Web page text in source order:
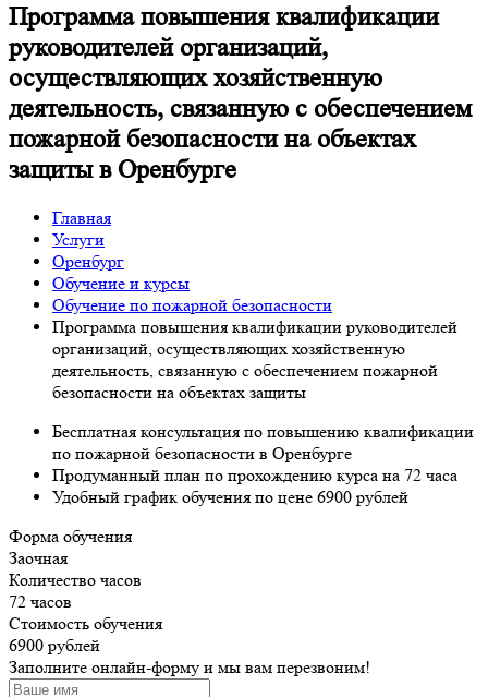
Программа повышения квалификации
руководителей организаций,
осуществляющих хозяйственную
деятельность, связанную с обеспечением
пожарной безопасности на объектах
защиты в Оренбурге
Главная
Услуги
Оренбург
Обучение и курсы
Обучение по пожарной безопасности
Программа повышения квалификации руководителей
организаций, осуществляющих хозяйственную
деятельность, связанную с обеспечением пожарной
безопасности на объектах защиты
Бесплатная консультация по повышению квалификации
по пожарной безопасности в Оренбурге
Продуманный план по прохождению курса на 72 часа
Удобный график обучения по цене 6900 рублей
Форма обучения
Заочная
Количество часов
72 часов
Стоимость обучения
6900 рублей
Заполните онлайн-форму и мы вам перезвоним!